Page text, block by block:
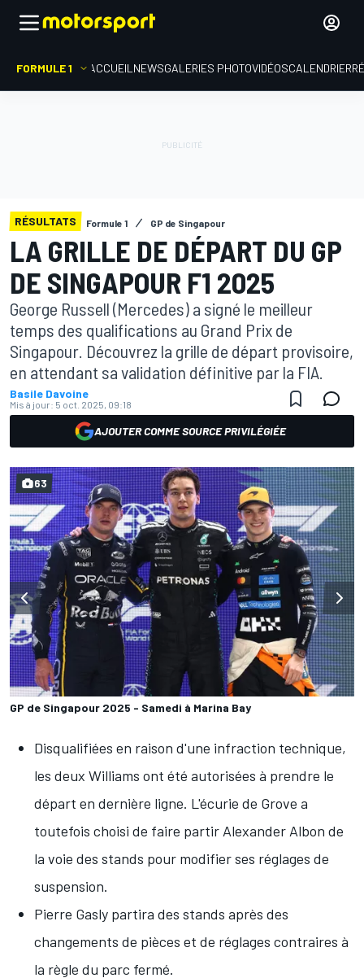
FORMULE 1 ACCUEIL NEWSGALERIES PHOTOVIDÉOSCALENDRIER
RÉSULTATS Formule 1 GP de Singapour
LA GRILLE DE DÉPART DU GP
DE SINGAPOUR F1 2025
George Russell (Mercedes) a signé le meilleur
temps des qualifications au Grand Prix de
Singapour. Découvrez la grille de départ provisoire,
en attendant sa validation définitive par la FIA.
Basile Davoine
Mis à jour: 5 oct. 2025, 09:18
AJOUTER COMME SOURCE PRIVILÉGIÉE
GP de Singapour 2025 - Samedi à Marina Bay
63
Disqualifiées en raison d'une infraction technique,
les deux Williams ont été autorisées à prendre le
départ en dernière ligne. L'écurie de Grove a
toutefois choisi de faire partir Alexander Albon de
la voie des stands pour modifier ses réglages de
suspension.
Pierre Gasly partira des stands après des
changements de pièces et de réglages contraires à
la règle du parc fermé.